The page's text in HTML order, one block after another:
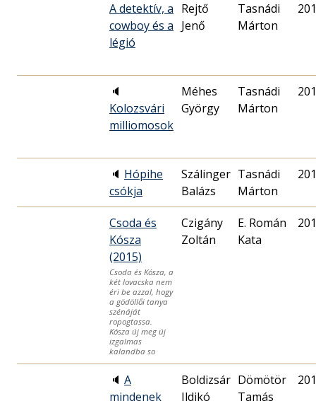
A detektív, a
cowboy és a
légió
Rejtő
Jenő
Tasnádi
Márton
🔈
Kolozsvári
milliomosok
Méhes
György
Tasnádi
Márton
🔈 Hópihe
csókja
Szálinger
Balázs
Tasnádi
Márton
Csoda és
Kósza
(2015)
Csoda és Kósza, a
két lovacska nem
éri be azzal, hogy
a gödöllői tanya
szénáját
ropogtassa.
Kósza új meg új
izgalmas
kalandba so
Czigány
Zoltán
E. Román
Kata
🔈 A
mindenek
Boldizsár
Ildikó
Dömötör
Tamás